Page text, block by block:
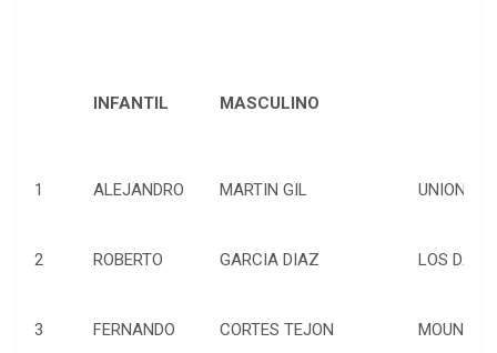
INFANTIL MASCULINO
1 ALEJANDRO MARTIN GIL UNION
2 ROBERTO GARCIA DIAZ LOS
3 FERNANDO CORTES TEJON